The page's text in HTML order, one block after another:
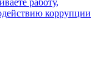
работу,
коррупции